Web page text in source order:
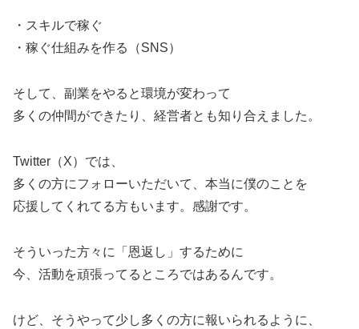
・スキルで稼ぐ
・稼ぐ仕組みを作る（SNS）
そして、副業をやると環境が変わって
多くの仲間ができたり、経営者とも知り合えました。
Twitter（X）では、
多くの方にフォローいただいて、本当に僕のことを
応援してくれてる方もいます。感謝です。
そういった方々に「恩返し」するために
今、活動を頑張ってるところではあるんです。
けど、そうやって少し多くの方に報いられるように、